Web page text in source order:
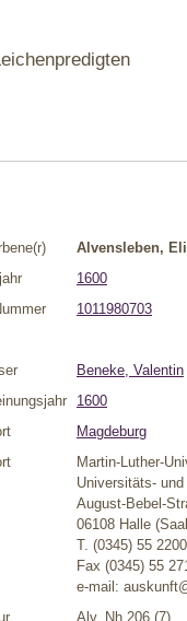
Alvensleben,
1600
1011980703
Beneke, Valentin
1600
Magdeburg
Martin-Luther-
Universitäts-
August-Bebel-
06108 Halle
T. (0345) 55
Fax (0345) 55
e-mail:
Alv. Nh 206 (7)